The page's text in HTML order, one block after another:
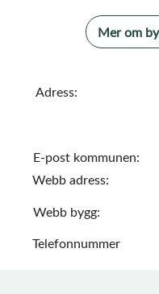
Mer om
Adress:
E-post kommunen:
Webb adress:
Webb bygg:
Telefonnummer